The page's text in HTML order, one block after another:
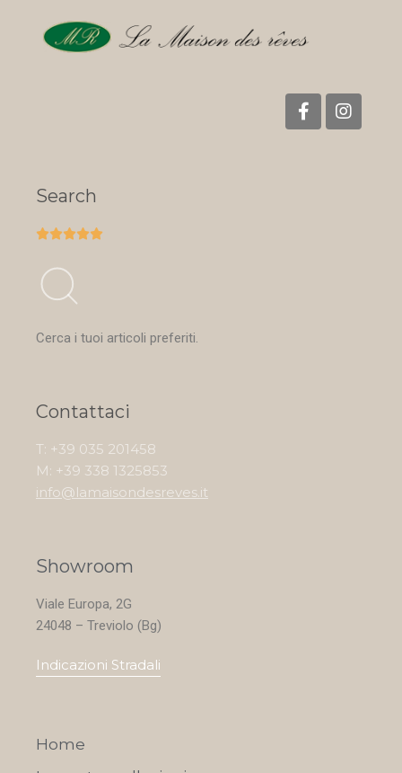
Search

Cerca i tuoi articoli preferiti.
Contattaci
T: +39 035 201458
M: +39 338 1325853
info@lamaisondesreves.it
Showroom
Viale Europa, 2G
24048 – Treviolo (Bg)
Indicazioni Stradali
Home